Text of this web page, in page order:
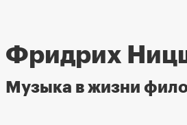
Фридрих
Музыка в жизни